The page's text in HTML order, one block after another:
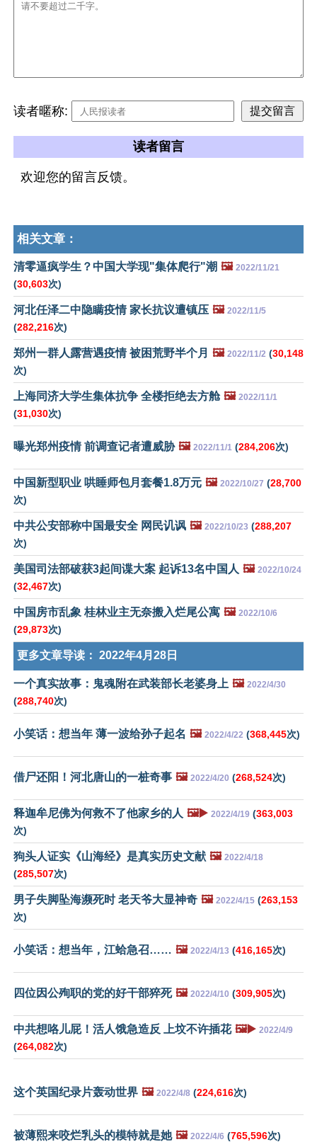
读者暱称:
读者留言
欢迎您的留言反馈。
相关文章：
清零逼疯学生？中国大学现"集体爬行"潮 🖼️ 2022/11/21
(30,603次)
河北任泽二中隐瞒疫情 家长抗议遭镇压 🖼️ 2022/11/5
(282,216次)
郑州一群人露营遇疫情 被困荒野半个月 🖼️ 2022/11/2 (30,148
次)
上海同济大学生集体抗争 全楼拒绝去方舱 🖼️ 2022/11/1
(31,030次)
曝光郑州疫情 前调查记者遭威胁 🖼️ 2022/11/1 (284,206次)
中国新型职业 哄睡师包月套餐1.8万元 🖼️ 2022/10/27 (28,700
次)
中共公安部称中国最安全 网民讥讽 🖼️ 2022/10/23 (288,207
次)
美国司法部破获3起间谍大案 起诉13名中国人 🖼️ 2022/10/24
(32,467次)
中国房市乱象 桂林业主无奈搬入烂尾公寓 🖼️ 2022/10/6
(29,873次)
更多文章导读： 2022年4月28日
一个真实故事：鬼魂附在武装部长老婆身上 🖼️ 2022/4/30
(288,740次)
小笑话：想当年 薄一波给孙子起名 🖼️ 2022/4/22 (368,445次)
借尸还阳！河北唐山的一桩奇事 🖼️ 2022/4/20 (268,524次)
释迦牟尼佛为何救不了他家乡的人 🖼️▶️ 2022/4/19 (363,003
次)
狗头人证实《山海经》是真实历史文献 🖼️ 2022/4/18
(285,507次)
男子失脚坠海濒死时 老天爷大显神奇 🖼️ 2022/4/15 (263,153
次)
小笑话：想当年，江蛤急召…… 🖼️ 2022/4/13 (416,165次)
四位因公殉职的党的好干部猝死 🖼️ 2022/4/10 (309,905次)
中共想咯儿屁！活人饿急造反 上坟不许插花 🖼️▶️ 2022/4/9
(264,082次)
这个英国纪录片轰动世界 🖼️ 2022/4/8 (224,616次)
被薄熙来咬烂乳头的模特就是她 🖼️ 2022/4/6 (765,596次)